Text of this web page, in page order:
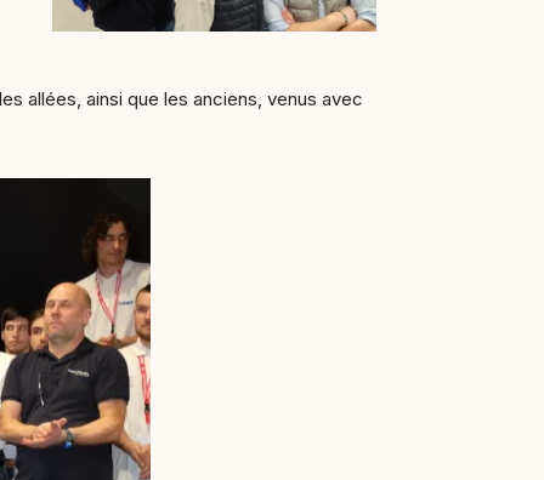
allées, ainsi que les anciens, venus avec